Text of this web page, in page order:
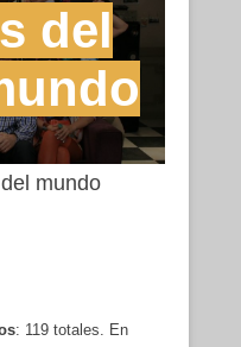
del
mundo
: 119 totales. En